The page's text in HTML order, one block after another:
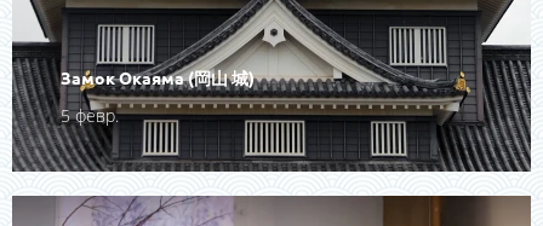
Замок Окаяма (岡山 城)
5 февр.